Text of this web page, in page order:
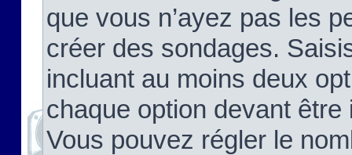
que vous n’ayez pas les
créer des sondages.
incluant au moins deux
chaque option devant
Vous pouvez régler le